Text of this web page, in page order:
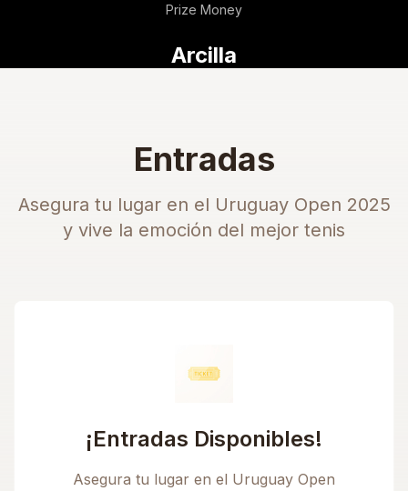
Prize Money
Arcilla
Entradas
Asegura tu lugar en el Uruguay Open 2025
y vive la emoción del mejor tenis
¡Entradas Disponibles!
Asegura tu lugar en el Uruguay Open